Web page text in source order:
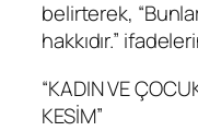
belirterek,
hakkıdır.”
“KADIN VE
KESİM”